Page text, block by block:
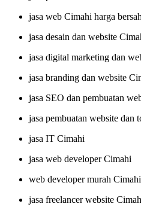
jasa web Cimahi harga
jasa desain dan website
jasa digital marketing dan
jasa branding dan website
jasa SEO dan pembuatan
jasa pembuatan website dan
jasa IT Cimahi
jasa web developer Cimahi
web developer murah Cimahi
jasa freelancer website